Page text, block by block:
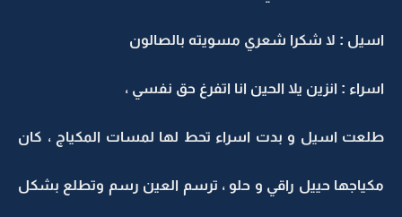
اسيل : لا شكرا شعري مسويته بالصالون
اسراء : انزين يلا الحين انا اتفرغ حق نفسي ،
طلعت اسيل و بدت اسراء تحط لها لمسات المكياج ، كان
مكياجها حييل راقي و حلو ، ترسم العين رسم وتطلع بشكل